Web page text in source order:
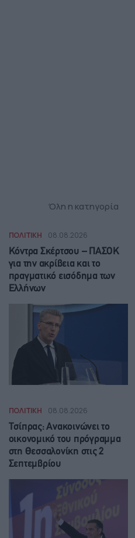
Όλη η κατηγορία
ΠΟΛΙΤΙΚΗ 08.08.2026
Κόντρα Σκέρτσου – ΠΑΣΟΚ
για την ακρίβεια και το
πραγματικό εισόδημα των
Ελλήνων
ΠΟΛΙΤΙΚΗ 08.08.2026
Τσίπρας: Ανακοινώνει το
οικονομικό του πρόγραμμα
στη Θεσσαλονίκη στις 2
Σεπτεμβρίου